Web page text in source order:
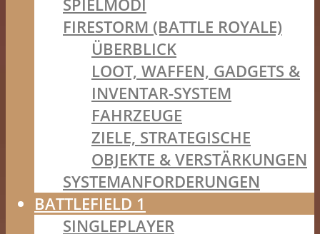
SPIELMODI
FIRESTORM (BATTLE ROYALE)
ÜBERBLICK
LOOT, WAFFEN, GADGETS &
INVENTAR-SYSTEM
FAHRZEUGE
ZIELE, STRATEGISCHE
OBJEKTE & VERSTÄRKUNGEN
SYSTEMANFORDERUNGEN
BATTLEFIELD 1
SINGLEPLAYER